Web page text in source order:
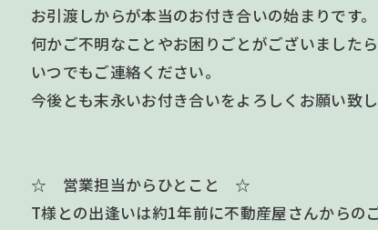
お引渡しからが本当のお付き合いの始まりです。
何かご不明なことやお困りごとがございましたら
いつでもご連絡ください。
今後とも末永いお付き合いをよろしくお願い致し
☆ 営業担当からひとこと ☆
T様との出逢いは約1年前に不動産屋さんからの